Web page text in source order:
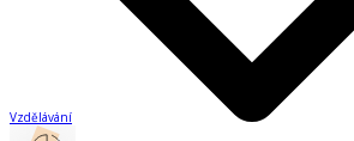
Vzdělávání